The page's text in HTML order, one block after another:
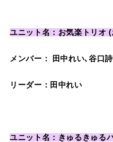
ユニット名：お気楽トリオ
メンバー： 田中れい､谷口
リーダー：田中れい
ユニット名：きゅるきゅる